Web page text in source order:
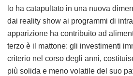
lo ha catapultato in una nuova
dai reality show ai programmi di
apparizione ha contribuito ad
terzo è il mattone: gli investimenti
criterio nel corso degli anni,
più solida e meno volatile del suo